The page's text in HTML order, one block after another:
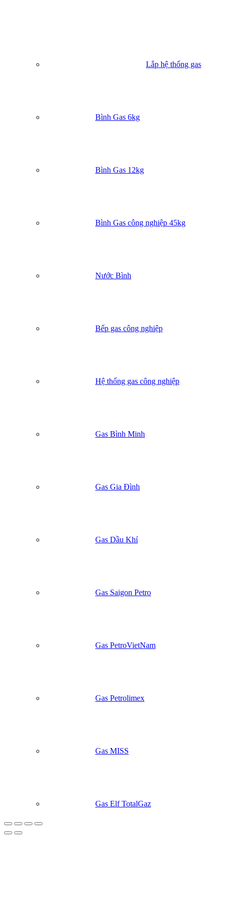
Bảng Thông số kỹ thuật (Tham khảo)
Thông số
Trọng lượng gas
Lắp hệ thống gas
Bình Gas 6kg
Bình Gas 12kg
Bình Gas công nghiệp 45kg
Nước Bình
Bếp gas công nghiệp
Hệ thống gas công nghiệp
Gas Bình Minh
Gas Gia Đình
Gas Dầu Khí
Gas Saigon Petro
Gas PetroVietNam
Gas Petrolimex
Gas MISS
Gas Elf TotalGaz